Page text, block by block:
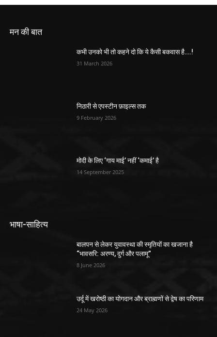
मन की बात
कभी उनको भी तो कहने दो कि ये कैसी बकवास है….!
31 March 2026
निठारी से एपस्टीन फ़ाइल्स तक
9 February 2026
मोदी के लिए ‘गाय माई’ नहीं ‘कमाई’ है
14 September 2025
भाषा-साहित्य
बालपन से लेकर युवावस्था की स्मृतियों का खजाना है
“भावसरि: अरण्य, दुर्ग और पलामू”
8 June 2026
उर्दू में खरोष्ठी का योगदान और ब्राह्मणों से द्वेष का परिणाम
24 May 2026